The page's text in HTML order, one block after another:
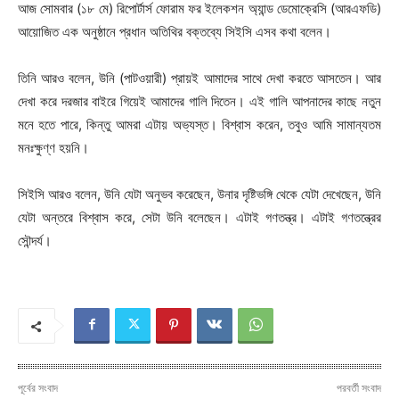
আজ সোমবার (১৮ মে) রিপোর্টার্স ফোরাম ফর ইলেকশন অ্যান্ড ডেমোক্রেসি (আরএফডি)
আয়োজিত এক অনুষ্ঠানে প্রধান অতিথির বক্তব্যে সিইসি এসব কথা বলেন।
তিনি আরও বলেন, উনি (পাটওয়ারী) প্রায়ই আমাদের সাথে দেখা করতে আসতেন। আর
দেখা করে দরজার বাইরে গিয়েই আমাদের গালি দিতেন। এই গালি আপনাদের কাছে নতুন
মনে হতে পারে, কিন্তু আমরা এটায় অভ্যস্ত। বিশ্বাস করেন, তবুও আমি সামান্যতম
মনঃক্ষুণ্ণ হয়নি।
সিইসি আরও বলেন, উনি যেটা অনুভব করেছেন, উনার দৃষ্টিভঙ্গি থেকে যেটা দেখেছেন, উনি
যেটা অন্তরে বিশ্বাস করে, সেটা উনি বলেছেন। এটাই গণতন্ত্র। এটাই গণতন্ত্রের
সৌন্দর্য।
পূর্বের সংবাদ
পরবর্তী সংবাদ